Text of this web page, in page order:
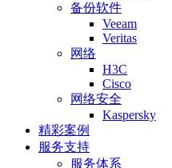
备份软件
Veeam
Veritas
网络
H3C
Cisco
网络安全
Kaspersky
精彩案例
服务支持
服务体系